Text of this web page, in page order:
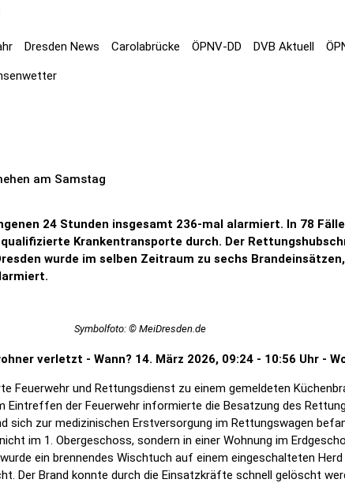
Dresden News Carolabrücke ÖPNV-DD DVB Aktuell
am Samstag
24 Stunden insgesamt 236-mal alarmiert. In 78
Krankentransporte durch. Der
wurde im selben Zeitraum zu sechs
Symbolfoto: © MeiDresden.de
verletzt - Wann? 14. März 2026, 09:24 - 10:56 Uhr -
Feuerwehr und Rettungsdienst zu einem gemeldeten
Eintreffen der Feuerwehr informierte die Besatzung des
zur medizinischen Erstversorgung im Rettungswagen
im 1. Obergeschoss, sondern in einer Wohnung im
ein brennendes Wischtuch auf einem eingeschalteten
Der Brand konnte durch die Einsatzkräfte schnell gelöscht